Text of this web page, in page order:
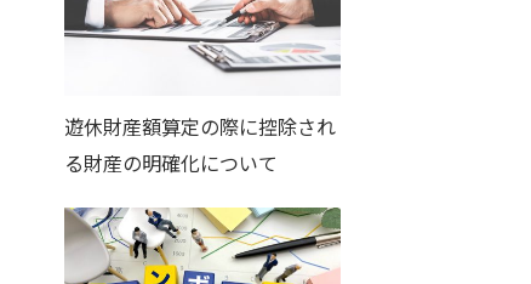
遊休財産額算定の際に控除され
る財産の明確化について